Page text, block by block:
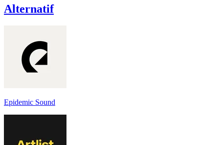
Alternatif
Epidemic Sound